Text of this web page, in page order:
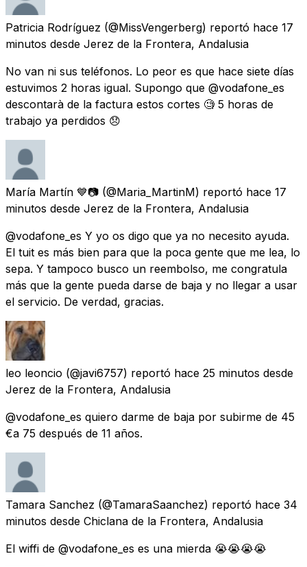
Patricia Rodríguez (@MissVengerberg) reportó hace 17
minutos desde Jerez de la Frontera, Andalusia
No van ni sus teléfonos. Lo peor es que hace siete días
estuvimos 2 horas igual. Supongo que @vodafone_es
descontarà de la factura estos cortes 🧐 5 horas de
trabajo ya perdidos 😞
María Martín 💙📷 (@Maria_MartinM) reportó hace 17
minutos desde Jerez de la Frontera, Andalusia
@vodafone_es Y yo os digo que ya no necesito ayuda.
El tuit es más bien para que la poca gente que me lea, lo
sepa. Y tampoco busco un reembolso, me congratula
más que la gente pueda darse de baja y no llegar a usar
el servicio. De verdad, gracias.
leo leoncio (@javi6757) reportó hace 25 minutos desde
Jerez de la Frontera, Andalusia
@vodafone_es quiero darme de baja por subirme de 45
€a 75 después de 11 años.
Tamara Sanchez (@TamaraSaanchez) reportó hace 34
minutos desde Chiclana de la Frontera, Andalusia
El wiffi de @vodafone_es es una mierda 😭😭😭😭